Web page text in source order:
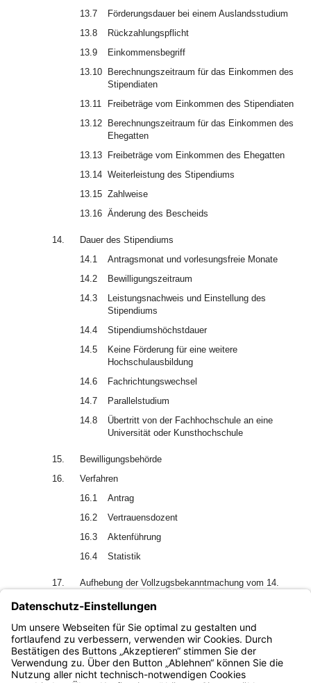
13.7
Förderungsdauer bei einem Auslandsstudium
13.8
Rückzahlungspflicht
13.9
Einkommensbegriff
13.10
Berechnungszeitraum für das Einkommen des
Stipendiaten
13.11
Freibeträge vom Einkommen des Stipendiaten
13.12
Berechnungszeitraum für das Einkommen des
Ehegatten
13.13
Freibeträge vom Einkommen des Ehegatten
13.14 Weiterleistung des Stipendiums
13.15 Zahlweise
13.16 Änderung des Bescheids
14.
Dauer des Stipendiums
14.1
Antragsmonat und vorlesungsfreie Monate
14.2
Bewilligungszeitraum
14.3
Leistungsnachweis und Einstellung des
Stipendiums
14.4
Stipendiumshöchstdauer
14.5
Keine Förderung für eine weitere
Hochschulausbildung
14.6
Fachrichtungswechsel
14.7
Parallelstudium
14.8
Übertritt von der Fachhochschule an eine
Universität oder Kunsthochschule
15.
Bewilligungsbehörde
16.
Verfahren
16.1
Antrag
16.2
Vertrauensdozent
16.3
Aktenführung
16.4
Statistik
17.
Aufhebung der Vollzugsbekanntmachung vom 14.
Anlage 1: Bescheinigung
Anlage 2: Kontrollblatt